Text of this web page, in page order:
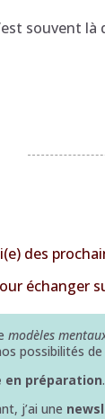
souvent
des
échanger
modèles
possibilités de
en préparation.
j’ai une